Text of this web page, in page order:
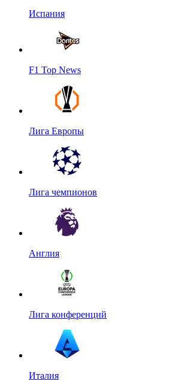
Испания
F1 Top News
Лига Европы
Лига чемпионов
Англия
Лига конференций
Италия